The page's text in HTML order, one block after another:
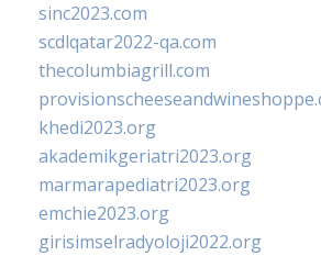
sinc2023.com
scdlqatar2022-qa.com
thecolumbiagrill.com
khedi2023.org
akademikgeriatri2023.org
marmarapediatri2023.org
emchie2023.org
girisimselradyoloji2022.org